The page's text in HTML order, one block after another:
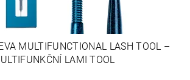
MULTIFUNCTIONAL LASH TOOL –
LAMI TOOL